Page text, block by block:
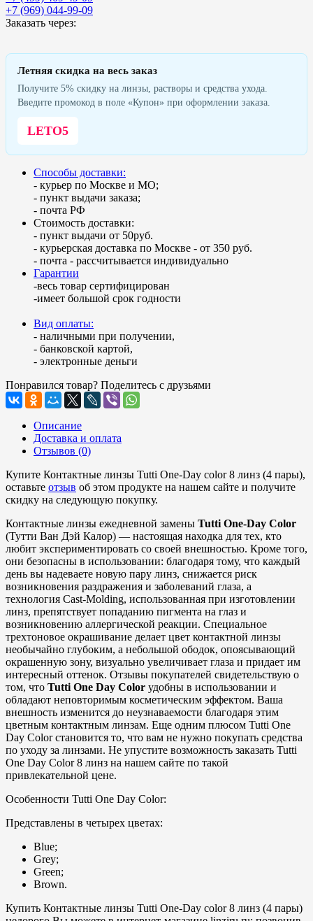
+7 (969) 044-99-09
Заказать через:
Летняя скидка на весь заказ
Получите 5% скидку на линзы, растворы и средства ухода.
Введите промокод в поле «Купон» при оформлении заказа.
LETO5
Способы доставки:
- курьер по Москве и МО;
- пункт выдачи заказа;
- почта РФ
Стоимость доставки:
- пункт выдачи от 50руб.
- курьерская доставка по Москве - от 350 руб.
- почта - рассчитывается индивидуально
Гарантии
-весь товар сертифицирован
-имеет большой срок годности
Вид оплаты:
- наличными при получении,
- банковской картой,
- электронные деньги
Понравился товар? Поделитесь с друзьями
Описание
Доставка и оплата
Отзывов (0)
Купите Контактные линзы Tutti One-Day color 8 линз (4 пары),
оставьте отзыв об этом продукте на нашем сайте и получите
скидку на следующую покупку.
Контактные линзы ежедневной замены Tutti One-Day Color
(Тутти Ван Дэй Калор) — настоящая находка для тех, кто
любит экспериментировать со своей внешностью. Кроме того,
они безопасны в использовании: благодаря тому, что каждый
день вы надеваете новую пару линз, снижается риск
возникновения раздражения и заболеваний глаза, а
технология Cast-Molding, использованная при изготовлении
линз, препятствует попаданию пигмента на глаз и
возникновению аллергической реакции. Специальное
трехтоновое окрашивание делает цвет контактной линзы
необычайно глубоким, а небольшой ободок, опоясывающий
окрашенную зону, визуально увеличивает глаза и придает им
интересный оттенок. Отзывы покупателей свидетельствую о
том, что Tutti One Day Color удобны в использовании и
обладают неповторимым косметическим эффектом. Ваша
внешность изменится до неузнаваемости благодаря этим
цветным контактным линзам. Еще одним плюсом Tutti One
Day Color становится то, что вам не нужно покупать средства
по уходу за линзами. Не упустите возможность заказать Tutti
One Day Color 8 линз на нашем сайте по такой
привлекательной цене.
Особенности Tutti One Day Color:
Представлены в четырех цветах:
Blue;
Grey;
Green;
Brown.
Купить Контактные линзы Tutti One-Day color 8 линз (4 пары)